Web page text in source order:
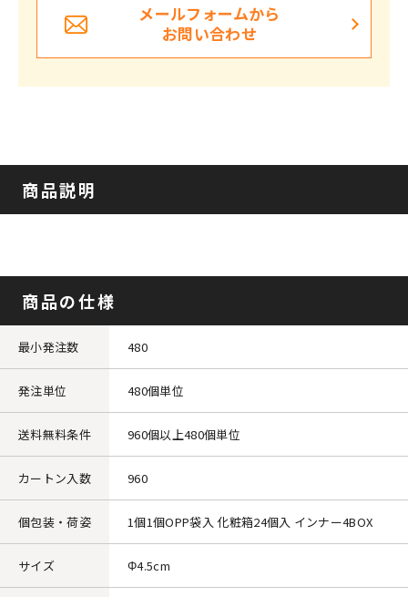
メールフォームから
お問い合わせ
商品説明
商品の仕様
最小発注数 480
発注単位 480個単位
送料無料条件 960個以上480個単位
カートン入数 960
個包装・荷姿 1個1個OPP袋入 化粧箱24個入 インナー4BOX
サイズ Φ4.5cm